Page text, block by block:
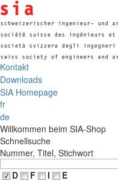
Kontakt
Downloads
SIA Homepage
fr
de
Willkommen beim SIA-Shop
Schnellsuche
Nummer, Titel, Stichwort
D
F I
E